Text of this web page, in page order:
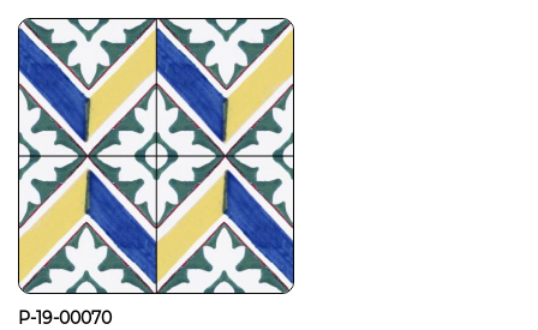
P-19-00070